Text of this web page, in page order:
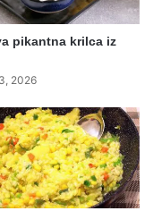
pikantna krilca iz
2026